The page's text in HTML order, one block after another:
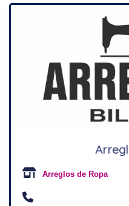
Arreglos de Ropa